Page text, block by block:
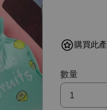
購買此
數量